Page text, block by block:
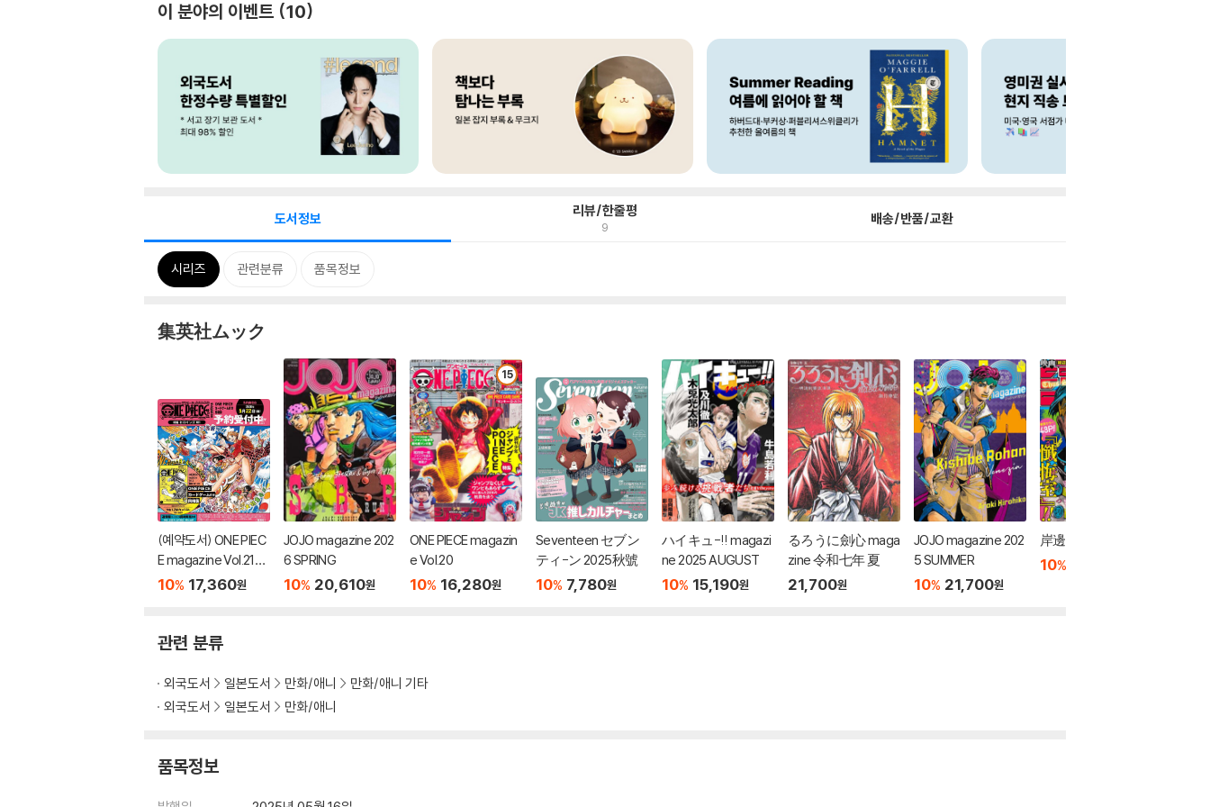
이 분야의 이벤트 10
도서정보 리뷰/한줄평
9 배송/반품/교환
시리즈 관련분류 품목정보
集英社ムック
(예약도서) ONE PIEC
E magazine Vol.21
(출판사 사정으로 12월
10% 17,360원
JOJO magazine 202
6 SPRING
10% 20,610원
15
ONE PIECE magazin
e Vol.20
10% 16,280원
Seventeen セブン
ティ-ン 2025秋號
10% 7,780원
ハイキュ-!! magazi
ne 2025 AUGUST
10% 15,190원
るろうに劍心 maga
zine 令和七年 夏
21,700원
JOJO magazine 202
5 SUMMER
10% 21,700원
岸邊露伴ジャンプ
10%
관련 분류
외국도서 일본도서 만화/애니
만화/애니 기타
외국도서
일본도서 만화/애니
품목정보